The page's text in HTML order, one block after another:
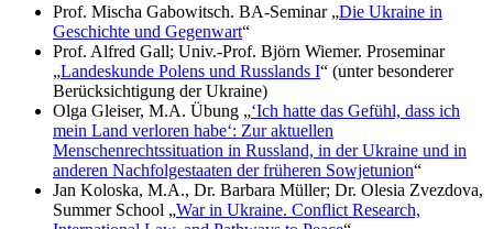
Prof. Mischa Gabowitsch. BA-Seminar „Die Ukraine in
Geschichte und Gegenwart“
Prof. Alfred Gall; Univ.-Prof. Björn Wiemer. Proseminar
„Landeskunde Polens und Russlands I“ (unter besonderer
Berücksichtigung der Ukraine)
Olga Gleiser, M.A. Übung „‘Ich hatte das Gefühl, dass ich
mein Land verloren habe‘: Zur aktuellen
Menschenrechtssituation in Russland, in der Ukraine und in
anderen Nachfolgestaaten der früheren Sowjetunion“
Jan Koloska, M.A., Dr. Barbara Müller; Dr. Olesia Zvezdova,
Summer School „War in Ukraine. Conflict Research,